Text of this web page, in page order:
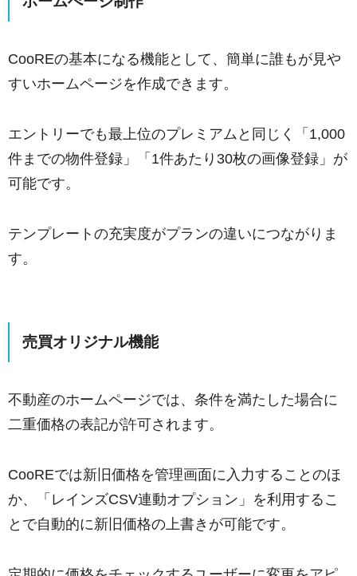
CooREの基本になる機能として、簡単に誰もが見や
すいホームページを作成できます。
エントリーでも最上位のプレミアムと同じく「1,000
件までの物件登録」「1件あたり30枚の画像登録」が
可能です。
テンプレートの充実度がプランの違いにつながりま
す。
売買オリジナル機能
不動産のホームページでは、条件を満たした場合に
二重価格の表記が許可されます。
CooREでは新旧価格を管理画面に入力することのほ
か、「レインズCSV連動オプション」を利用するこ
とで自動的に新旧価格の上書きが可能です。